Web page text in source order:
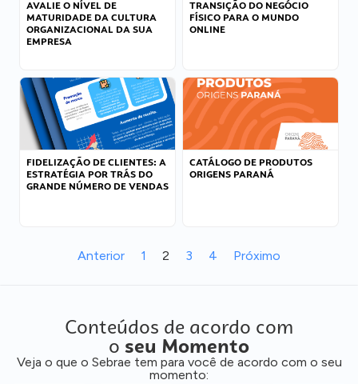
AVALIE O NÍVEL DE
MATURIDADE DA CULTURA
ORGANIZACIONAL DA SUA
EMPRESA
TRANSIÇÃO DO NEGÓCIO
FÍSICO PARA O MUNDO
ONLINE
FIDELIZAÇÃO DE CLIENTES: A
ESTRATÉGIA POR TRÁS DO
GRANDE NÚMERO DE VENDAS
CATÁLOGO DE PRODUTOS
ORIGENS PARANÁ
Anterior 1 2 3 4 Próximo
Conteúdos de acordo com
o seu Momento
Veja o que o Sebrae tem para você de acordo com o seu
momento: